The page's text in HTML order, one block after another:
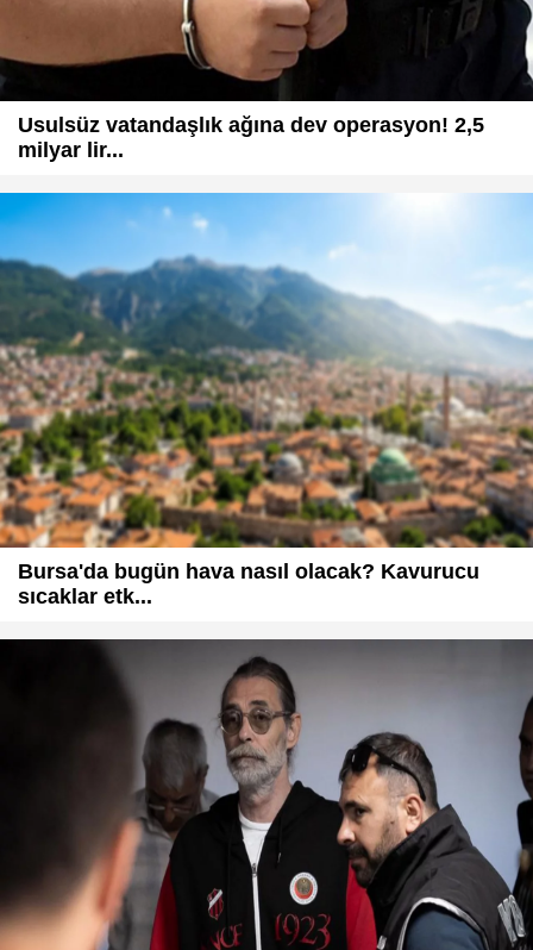
Usulsüz vatandaşlık ağına dev operasyon! 2,5
milyar lir...
Bursa'da bugün hava nasıl olacak? Kavurucu
sıcaklar etk...